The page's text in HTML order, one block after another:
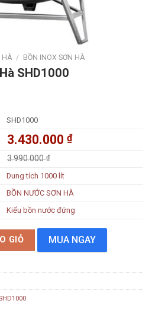
HÀ / BỒN INOX SƠN HÀ
SHD1000
SHD1000
3.430.000₫
3.990.000₫
Dung tích 1000 lít
BỒN NƯỚC SƠN HÀ
Kiểu bồn nước đứng
số lượng
GIỎ MUA NGAY